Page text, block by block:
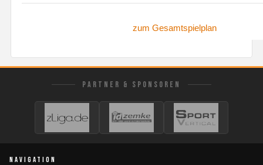
zum Gesamtspielplan
PARTNER & SPONSOREN
NAVIGATION